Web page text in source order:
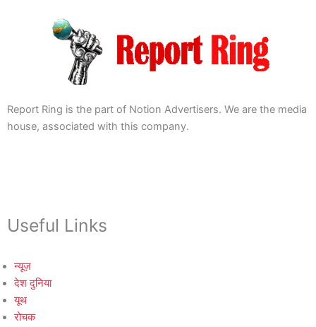
Report Ring is the part of Notion Advertisers. We are the media
house, associated with this company.
Useful Links
न्यूज़
देश दुनिया
यूथ
रोचक